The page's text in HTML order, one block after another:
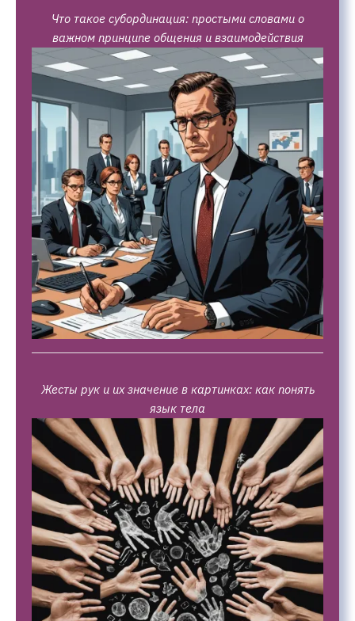
Что такое субординация: простыми словами о
важном принципе общения и взаимодействия
Жесты рук и их значение в картинках: как понять
язык тела